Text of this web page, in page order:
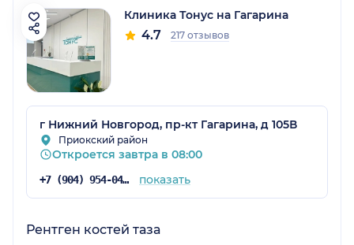
Клиника Тонус на Гагарина
4.7 217 отзывов
г Нижний Новгород, пр-кт Гагарина, д 105В
Приокский район
Откроется завтра в 08:00
+7 (904) 954-04-36 показать
Рентген костей таза